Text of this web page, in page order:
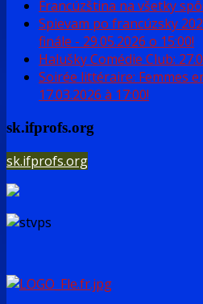
Francúzština na všetky
Spievam po francúzsky
finále - 29.05.2026 o 15:00!
Halušky Comédie Club:
Soirée littéraire: Femmes
17.03.2026 à 17:00!
sk.ifprofs.org
sk.ifprofs.org